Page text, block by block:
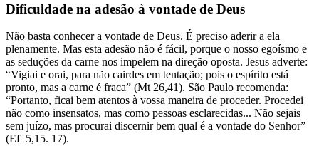
Dificuldade na adesão à vontade de Deus
Não basta conhecer a vontade de Deus. É preciso aderir a ela
plenamente. Mas esta adesão não é fácil, porque o nosso egoísmo e
as seduções da carne nos impelem na direção oposta. Jesus adverte:
“Vigiai e orai, para não cairdes em tentação; pois o espírito está
pronto, mas a carne é fraca” (Mt 26,41). São Paulo recomenda:
“Portanto, ficai bem atentos à vossa maneira de proceder. Procedei
não como insensatos, mas como pessoas esclarecidas... Não sejais
sem juízo, mas procurai discernir bem qual é a vontade do Senhor”
(Ef 5,15. 17).